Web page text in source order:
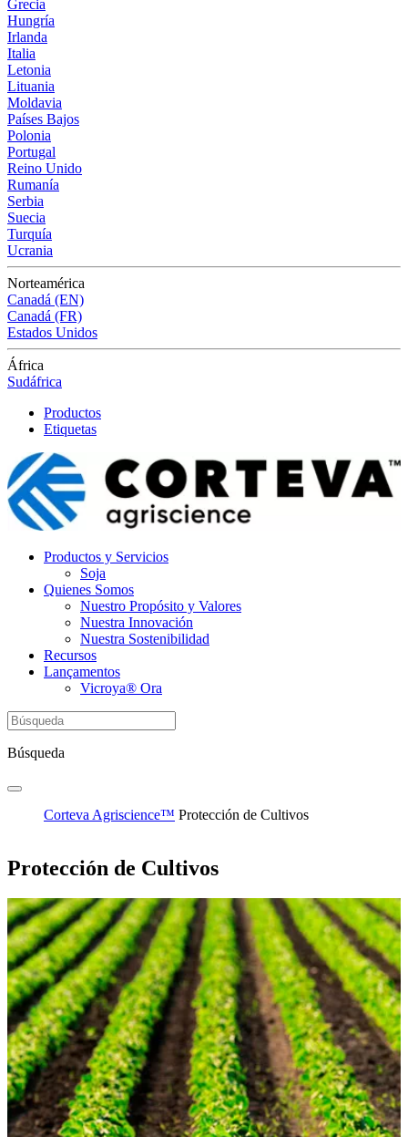
Grecia
Hungría
Irlanda
Italia
Letonia
Lituania
Moldavia
Países Bajos
Polonia
Portugal
Reino Unido
Rumanía
Serbia
Suecia
Turquía
Ucrania
Norteamérica
Canadá (EN)
Canadá (FR)
Estados Unidos
África
Sudáfrica
Productos
Etiquetas
Productos y Servicios
Soja
Quienes Somos
Nuestro Propósito y Valores
Nuestra Innovación
Nuestra Sostenibilidad
Recursos
Lançamentos
Vicroya® Ora
Búsqueda
Corteva Agriscience™ Protección de Cultivos
Protección de Cultivos